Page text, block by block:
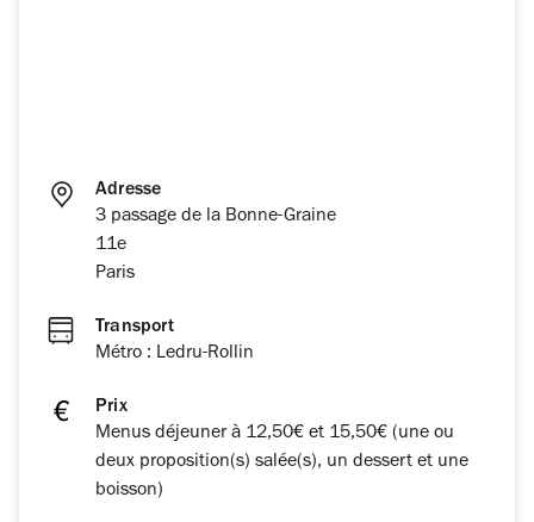
Adresse
3 passage de la Bonne-Graine
11e
Paris
Transport
Métro : Ledru-Rollin
Prix
Menus déjeuner à 12,50€ et 15,50€ (une ou
deux proposition(s) salée(s), un dessert et une
boisson)